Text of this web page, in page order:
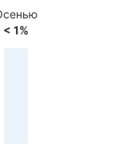
< 1%